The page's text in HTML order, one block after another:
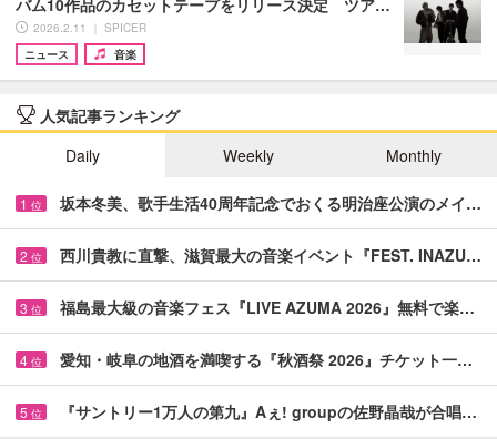
2026.2.11 ｜ SPICER
ニュース
音楽
人気記事ランキング
Daily
Weekly Monthly
1 位 坂本冬美、歌手生活40周年記念でおくる明治座公演のメイ…
2 位 西川貴教に直撃、滋賀最大の音楽イベント『FEST. INAZU…
3 位 福島最大級の音楽フェス『LIVE AZUMA 2026』無料で楽…
4 位 愛知・岐阜の地酒を満喫する『秋酒祭 2026』チケット一…
5 位 『サントリー1万人の第九』Aぇ! groupの佐野晶哉が合唱…